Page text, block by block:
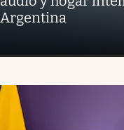
Argentina